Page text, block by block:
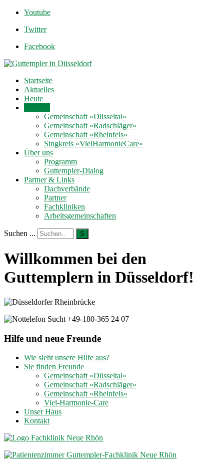
Youtube
Twitter
Facebook
Startseite
Aktuelles
Heute
Gemeinschaft »Düsseltal«
Gemeinschaft »Radschläger«
Gemeinschaft »Rheinfels«
Singkreis »VielHarmonieCare«
Über uns
Programm
Guttempler-Dialog
Partner & Links
Dachverbände
Partner
Fachkliniken
Arbeitsgemeinschaften
Suchen ... S
Willkommen bei den
Guttemplern in Düsseldorf!
Hilfe und neue Freunde
Wie sieht unsere Hilfe aus?
Sie finden Freunde
Gemeinschaft »Düsseltal«
Gemeinschaft »Radschläger«
Gemeinschaft »Rheinfels«
Viel-Harmonie-Care
Unser Haus
Kontakt